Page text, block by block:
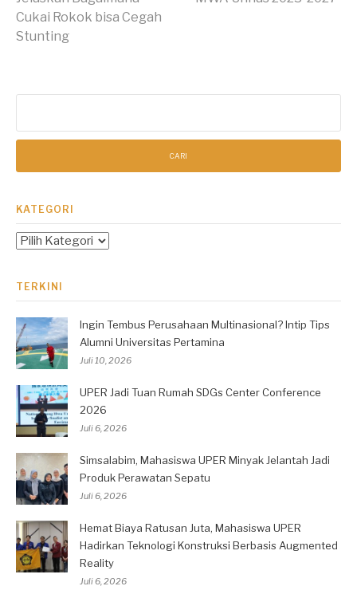
Cukai Rokok bisa Cegah
Stunting
KATEGORI
Kategori
TERKINI
Ingin Tembus Perusahaan Multinasional? Intip Tips
Alumni Universitas Pertamina
Juli 10, 2026
UPER Jadi Tuan Rumah SDGs Center Conference
2026
Juli 6, 2026
Simsalabim, Mahasiswa UPER Minyak Jelantah Jadi
Produk Perawatan Sepatu
Juli 6, 2026
Hemat Biaya Ratusan Juta, Mahasiswa UPER
Hadirkan Teknologi Konstruksi Berbasis Augmented
Reality
Juli 6, 2026